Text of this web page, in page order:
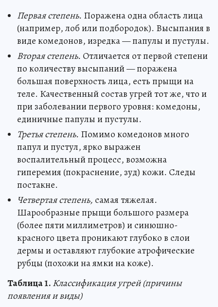
Первая степень. Поражена одна область лица
(например, лоб или подбородок). Высыпания в
виде комедонов, изредка — папулы и пустулы.
Вторая степень. Отличается от первой степени
по количеству высыпаний — поражена
большая поверхность лица, есть прыщи на
теле. Качественный состав угрей тот же, что и
при заболевании первого уровня: комедоны,
единичные папулы и пустулы.
Третья степень. Помимо комедонов много
папул и пустул, ярко выражен
воспалительный процесс, возможна
гиперемия (покраснение, зуд) кожи. Следы
постакне.
Четвертая степень, самая тяжелая.
Шарообразные прыщи большого размера
(более пяти миллиметров) и синюшно-
красного цвета проникают глубоко в слои
дермы и оставляют глубокие атрофические
рубцы (похожи на ямки на коже).
Таблица 1.Классификация угрей (причины
появления и виды)